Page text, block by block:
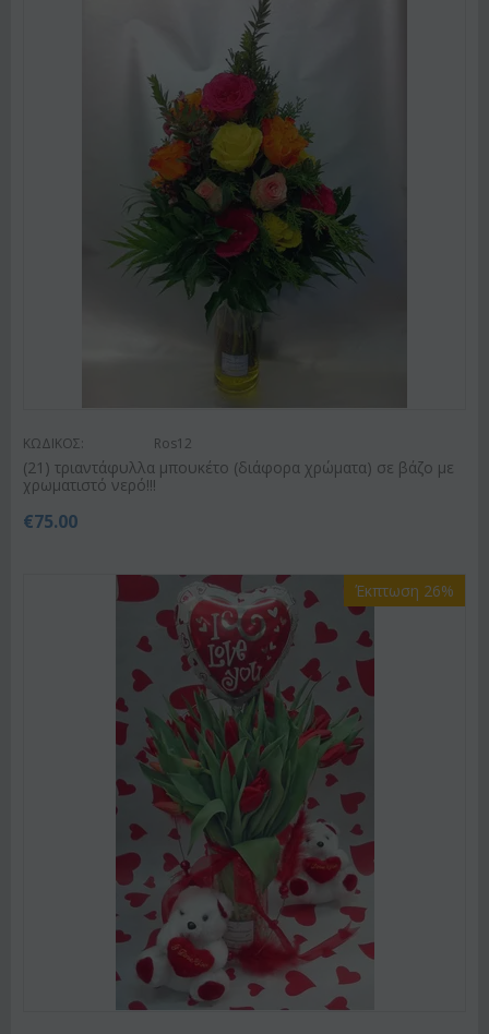
ΚΩΔΙΚΟΣ: Ros12
(21) τριαντάφυλλα μπουκέτο (διάφορα χρώματα) σε βάζο με
χρωματιστό νερό!!!
€75.00
Έκπτωση 26%